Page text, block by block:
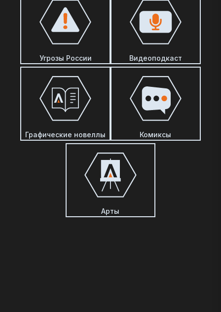
Угрозы России Видеоподкаст
Графические новеллы Комиксы
Арты